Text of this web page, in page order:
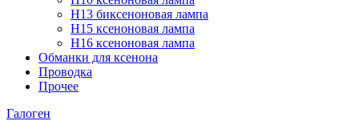
H13 биксеноновая лампа
H15 ксеноновая лампа
H16 ксеноновая лампа
Обманки для ксенона
Проводка
Прочее
Галоген